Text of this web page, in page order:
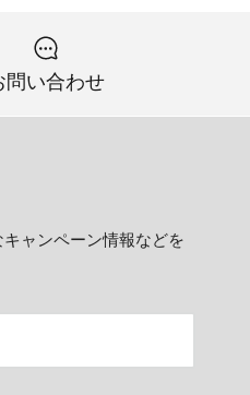
問い合わせ
ャンペーン情報などを